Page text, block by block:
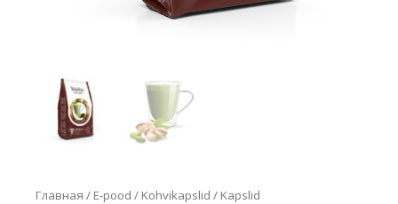
Главная / E-pood / Kohvikapslid / Kapslid